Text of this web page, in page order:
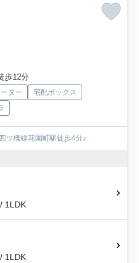
歩12分
ター
宅配ボックス
ツ橋線花園町駅徒歩4分♪
1LDK
1LDK